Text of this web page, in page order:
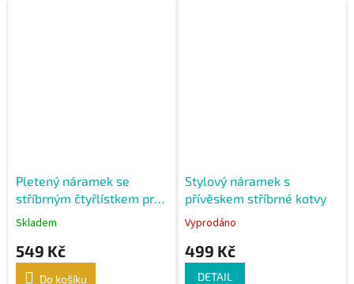
Pletený náramek se
stříbrným čtyřlístkem pro
štěstí
Skladem
549 Kč
Do košíku
Stylový náramek s
přívěskem stříbrné kotvy
Vyprodáno
499 Kč
DETAIL